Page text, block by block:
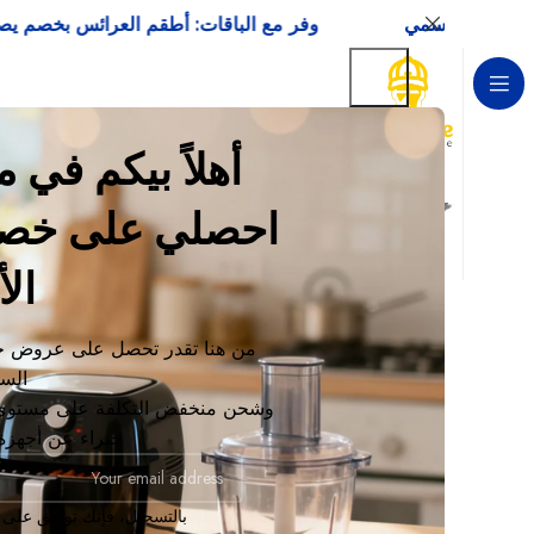
أهلاً بيكم
من هنا تقدر تحصل على عروض
وشحن منخفض التكلفة على
خبراء عن
بالتسجيل، فإنك توافق
حالة المخزون
تخفيض
في المخزون
في الطلب المؤجل
الرئيسية
لا توجد
وفر مع الباقات: أطقم العرائس بخصم يصل إلى 15